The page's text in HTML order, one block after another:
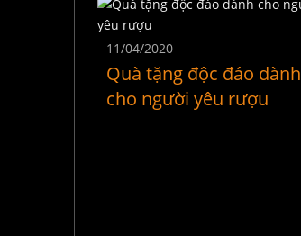
11/04/2020
Quà tặng độc đáo dành
cho người yêu rượu